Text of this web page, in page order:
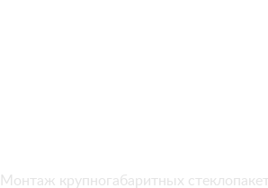
Монтаж крупногабаритных